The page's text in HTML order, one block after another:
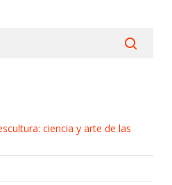
ciencia y arte de las